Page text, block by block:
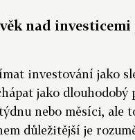
nad
investování jako
jako dlouhodobý
nebo měsíci, ale
důležitější je